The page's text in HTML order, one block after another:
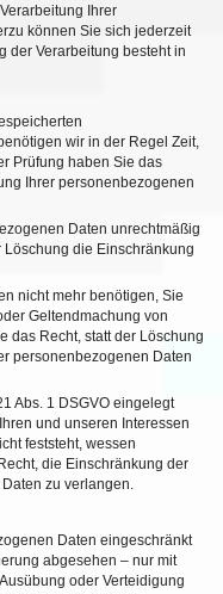
Ihrer
können Sie sich jederzeit
der Verarbeitung besteht in
wir in der Regel Zeit,
Prüfung haben Sie das
Ihrer personenbezogenen
Daten unrechtmäßig
die Einschränkung
nicht mehr benötigen, Sie
Geltendmachung von
das Recht, statt der Löschung
personenbezogenen Daten
Abs. 1 DSGVO eingelegt
und unseren Interessen
feststeht, wessen
die Einschränkung der
zu verlangen.
Daten eingeschränkt
abgesehen – nur mit
oder Verteidigung